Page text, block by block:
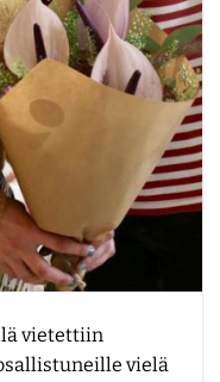
vietettiin
vielä